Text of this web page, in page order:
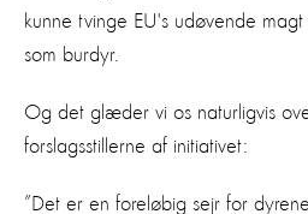
kunne tvinge EU's udøvende
som burdyr.
Og det glæder vi os naturligvis
forslagsstillerne af initiativet:
”Det er en foreløbig sejr for